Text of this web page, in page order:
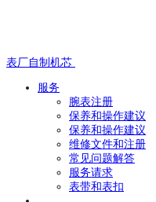
表厂自制机芯
服务
腕表注册
保养和操作建议
保养和操作建议
维修文件和注册
常见问题解答
服务请求
表带和表扣